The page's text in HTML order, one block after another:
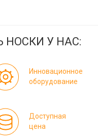
НОСКИ У НАС:
Инновационное
оборудование
Доступная
цена